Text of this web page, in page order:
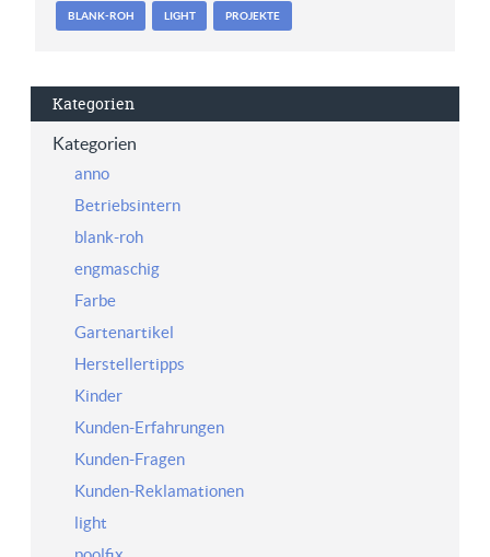
BLANK-ROH LIGHT PROJEKTE
Kategorien
Kategorien
anno
Betriebsintern
blank-roh
engmaschig
Farbe
Gartenartikel
Herstellertipps
Kinder
Kunden-Erfahrungen
Kunden-Fragen
Kunden-Reklamationen
light